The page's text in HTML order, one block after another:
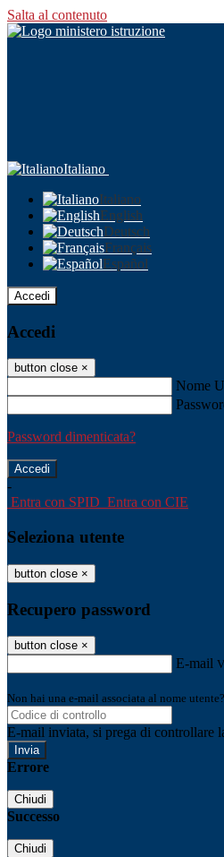
Salta al contenuto
Italiano
Italiano
English
Deutsch
Français
Español
Accedi
Accedi
button close ×
Nome
Password dimenticata?
-
Entra con SPID Entra con CIE
Seleziona utente
button close ×
Recupero password
button close ×
E-mail
Non hai una e-mail associata al nome
E-mail inviata, si prega di controllare
Errore
Chiudi
Successo
Chiudi